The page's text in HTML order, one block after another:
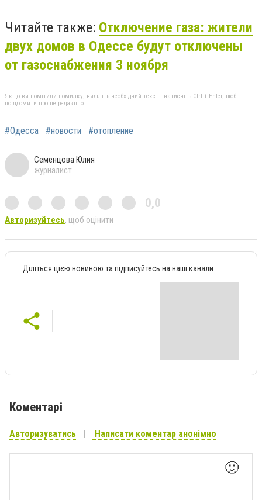
Читайте также: Отключение газа: жители
двух домов в Одессе будут отключены
от газоснабжения 3 ноября
Якщо ви помітили помилку, виділіть необхідний текст і натисніть Ctrl + Enter, щоб
повідомити про це редакцію
#Одесса #новости #отопление
Семенцова Юлия
журналист
0,0
Авторизуйтесь, щоб оцінити
Діліться цією новиною та підписуйтесь на наші канали
Коментарі
Авторизуватись Написати коментар анонімно
🙂